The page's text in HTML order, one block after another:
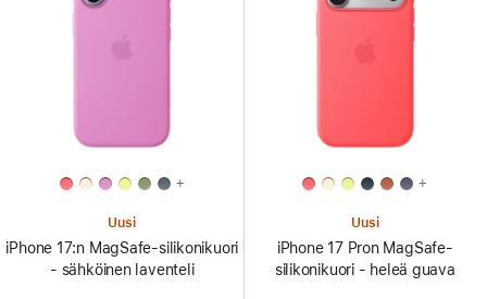
+
Uusi
iPhone 17:n MagSafe-silikonikuori
- sähköinen laventeli
+
Uusi
iPhone 17 Pron MagSafe-
silikonikuori - heleä guava